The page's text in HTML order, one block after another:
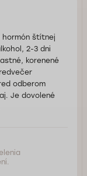
hormón štítnej
2-3 dni
korenené
odberom
Je dovolené